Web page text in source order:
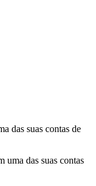
das suas contas de
uma das suas contas